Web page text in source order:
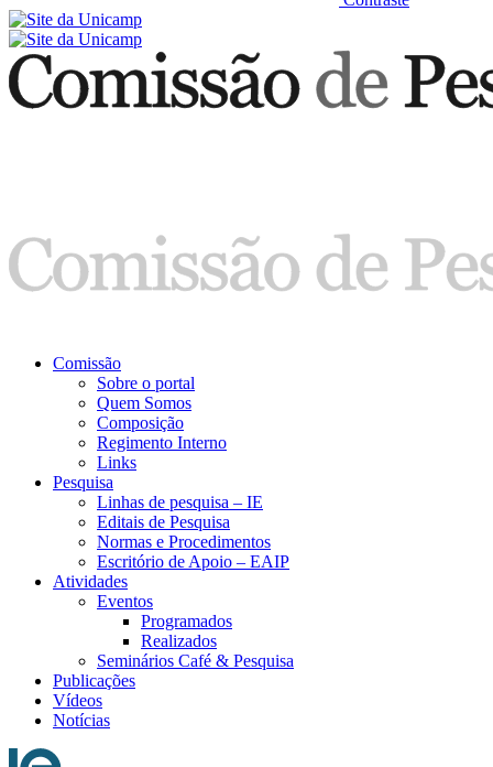
Comissão
Sobre o portal
Quem Somos
Composição
Regimento Interno
Links
Pesquisa
Linhas de pesquisa – IE
Editais de Pesquisa
Normas e Procedimentos
Escritório de Apoio – EAIP
Atividades
Eventos
Programados
Realizados
Seminários Café & Pesquisa
Publicações
Vídeos
Notícias